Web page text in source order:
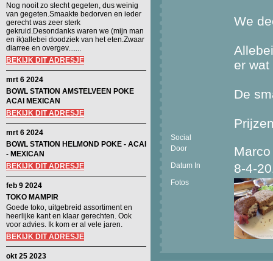
Nog nooit zo slecht gegeten, dus weinig
van gegeten.Smaakte bedorven en ieder
gerecht was zeer sterk
gekruid.Desondanks waren we (mijn man
en ik)allebei doodziek van het eten.Zwaar
diarree en overgev.......
BEKIJK DIT ADRESJE
mrt 6 2024
BOWL STATION AMSTELVEEN POKE
ACAI MEXICAN
BEKIJK DIT ADRESJE
mrt 6 2024
BOWL STATION HELMOND POKE - ACAI
- MEXICAN
BEKIJK DIT ADRESJE
feb 9 2024
TOKO MAMPIR
Goede toko, uitgebreid assortiment en
heerlijke kant en klaar gerechten. Ook
voor advies. Ik kom er al vele jaren.
BEKIJK DIT ADRESJE
okt 25 2023
We
er
De
Social
Door
Marco
Datum In 8-4-
Fotos